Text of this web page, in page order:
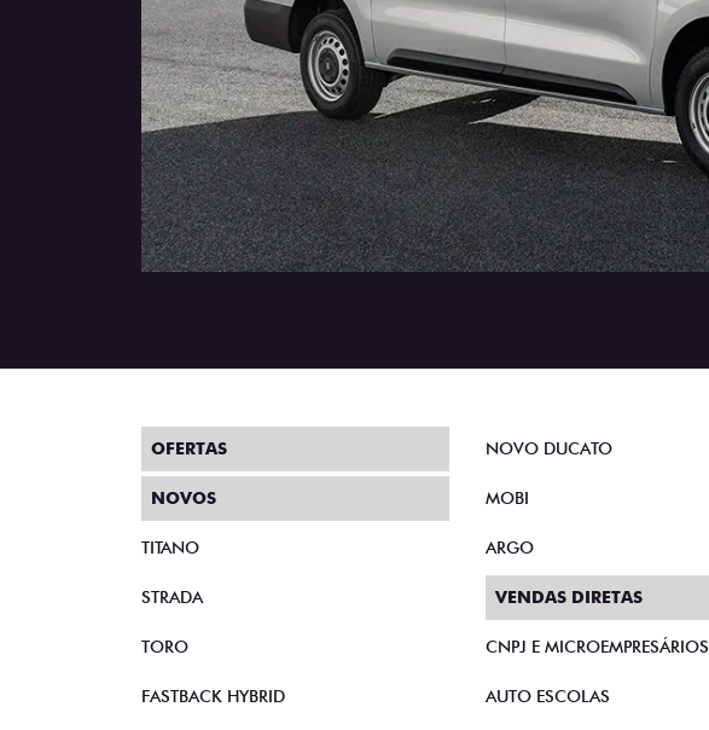
OFERTAS
NOVOS
TITANO
STRADA
TORO
FASTBACK HYBRID
NOVO DUCATO
MOBI
ARGO
VENDAS DIRETAS
CNPJ E MICROEMPRESÁRIOS
AUTO ESCOLAS